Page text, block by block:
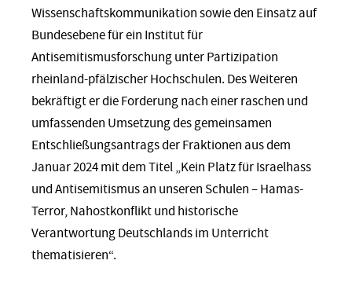
Wissenschaftskommunikation sowie den Einsatz auf
Bundesebene für ein Institut für
Antisemitismusforschung unter Partizipation
rheinland-pfälzischer Hochschulen. Des Weiteren
bekräftigt er die Forderung nach einer raschen und
umfassenden Umsetzung des gemeinsamen
Entschließungsantrags der Fraktionen aus dem
Januar 2024 mit dem Titel „Kein Platz für Israelhass
und Antisemitismus an unseren Schulen – Hamas-
Terror, Nahostkonflikt und historische
Verantwortung Deutschlands im Unterricht
thematisieren“.